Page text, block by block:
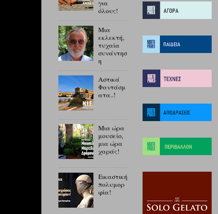
για
όλους!
Μια
εκλεκτή,
τυχαία
συνάντησ
η
Αστικά
Φαντάσμ
ατα..!
Μια ώρα
μουσείο,
μια ώρα
χαράς!
Εικαστική
πολυμορ
φία!